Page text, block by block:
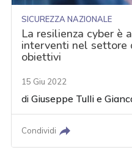
SICUREZZA NAZIONALE
La resilienza cyber è
interventi nel settore
obiettivi
15 Giu 2022
diGiuseppe Tulli e
Condividi